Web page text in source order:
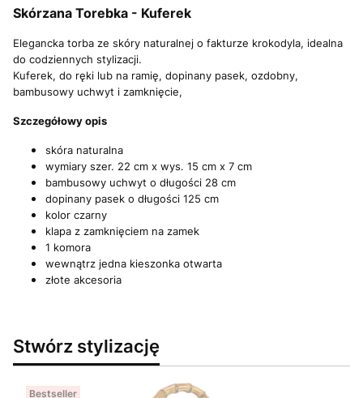
Skórzana Torebka - Kuferek
Elegancka torba ze skóry naturalnej o fakturze krokodyla, idealna
do codziennych stylizacji.
Kuferek, do ręki lub na ramię, dopinany pasek, ozdobny,
bambusowy uchwyt i zamknięcie,
Szczegółowy opis
skóra naturalna
wymiary szer. 22 cm x wys. 15 cm x 7 cm
bambusowy uchwyt o długości 28 cm
dopinany pasek o długości 125 cm
kolor czarny
klapa z zamknięciem na zamek
1 komora
wewnątrz jedna kieszonka otwarta
złote akcesoria
Stwórz stylizację
Bestseller